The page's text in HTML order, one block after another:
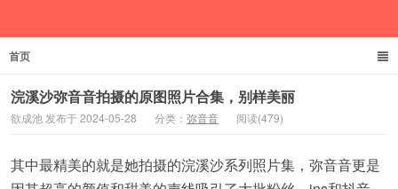
首页
浣溪沙弥音音拍摄的原图照片合集，别样美丽
欲成池 发布于 2024-05-28 分类： 弥音音 阅读(479)
其中最精美的就是她拍摄的浣溪沙系列照片集，弥音音更是